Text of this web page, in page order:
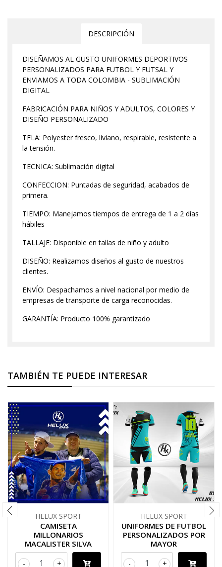
DESCRIPCIÓN
DISEÑAMOS AL GUSTO UNIFORMES DEPORTIVOS
PERSONALIZADOS PARA FUTBOL Y FUTSAL Y
ENVIAMOS A TODA COLOMBIA - SUBLIMACIÓN
DIGITAL
FABRICACIÓN PARA NIÑOS Y ADULTOS, COLORES Y
DISEÑO PERSONALIZADO
TELA: Polyester fresco, liviano, respirable, resistente a
la tensión.
TECNICA: Sublimación digital
CONFECCION: Puntadas de seguridad, acabados de
primera.
TIEMPO: Manejamos tiempos de entrega de 1 a 2 días
hábiles
TALLAJE: Disponible en tallas de niño y adulto
DISEÑO: Realizamos diseños al gusto de nuestros
clientes.
ENVÍO: Despachamos a nivel nacional por medio de
empresas de transporte de carga reconocidas.
GARANTÍA: Producto 100% garantizado
TAMBIÉN TE PUEDE INTERESAR
HELUX SPORT
CAMISETA
MILLONARIOS
MACALISTER SILVA
+
-
HELUX SPORT
UNIFORMES DE FUTBOL
PERSONALIZADOS POR
MAYOR
+
-